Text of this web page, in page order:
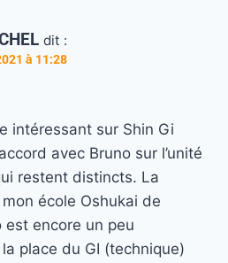
dit :
à 11:28
intéressant sur Shin Gi
avec Bruno sur l’unité
restent distincts. La
école Oshukai de
encore un peu
place du GI (technique)